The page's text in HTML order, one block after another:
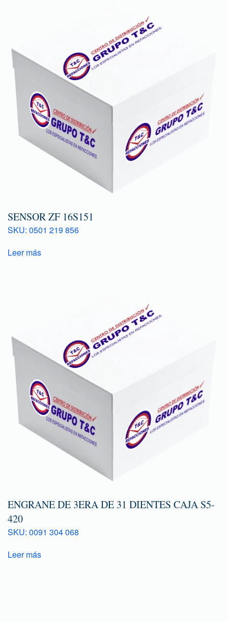
SENSOR ZF 16S151
SKU: 0501 219 856
Leer más
ENGRANE DE 3ERA DE 31 DIENTES CAJA S5-
420
SKU: 0091 304 068
Leer más